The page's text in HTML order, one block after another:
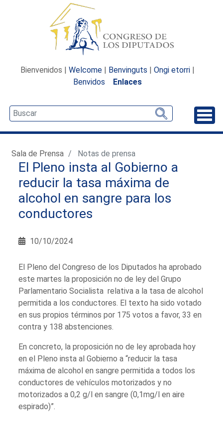
Bienvenidos | Welcome | Benvinguts | Ongi etorri |
Benvidos
Enlaces
Sala de Prensa Notas de prensa
El Pleno insta al Gobierno a
reducir la tasa máxima de
alcohol en sangre para los
conductores
10/10/2024
El Pleno del Congreso de los Diputados ha aprobado
este martes la proposición no de ley del Grupo
Parlamentario Socialista relativa a la tasa de alcohol
permitida a los conductores. El texto ha sido votado
en sus propios términos por 175 votos a favor, 33 en
contra y 138 abstenciones.
En concreto, la proposición no de ley aprobada hoy
en el Pleno insta al Gobierno a “reducir la tasa
máxima de alcohol en sangre permitida a todos los
conductores de vehículos motorizados y no
motorizados a 0,2 g/l en sangre (0,1mg/l en aire
espirado)”.